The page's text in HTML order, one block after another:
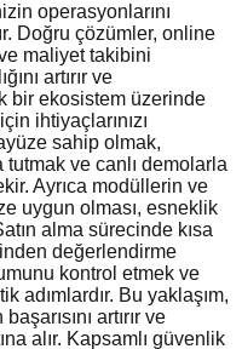
operasyonlarını
Doğru çözümler, online
maliyet takibini
artırır ve
bir ekosistem üzerinde
ihtiyaçlarınızı
sahip olmak,
ve canlı demolarla
Ayrıca modüllerin ve
uygun olması, esneklik
alma sürecinde kısa
değerlendirme
kontrol etmek ve
adımlardır. Bu yaklaşım,
artırır ve
alır. Kapsamlı güvenlik